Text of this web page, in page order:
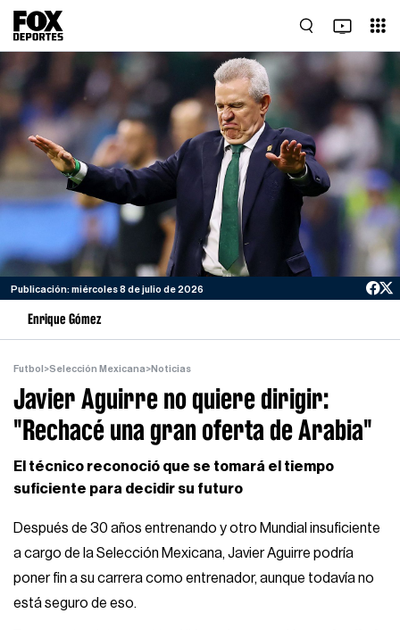
Publicación: miércoles 8 de julio de 2026
Enrique Gómez
Futbol >Selección Mexicana>Noticias
Javier Aguirre no quiere dirigir:
"Rechacé una gran oferta de Arabia"
El técnico reconoció que se tomará el tiempo
suficiente para decidir su futuro
Después de 30 años entrenando y otro Mundial insuficiente
a cargo de la Selección Mexicana, Javier Aguirre podría
poner fin a su carrera como entrenador, aunque todavía no
está seguro de eso.